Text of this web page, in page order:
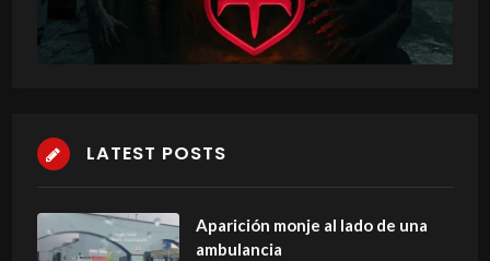
LATEST POSTS
Aparición monje al lado de una
ambulancia